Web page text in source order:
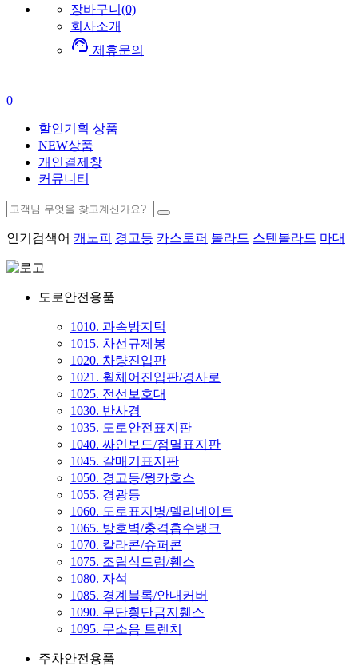
장바구니(0)
회사소개
support_agent 제휴문의
0
할인기획 상품
NEW상품
개인결제창
커뮤니티
인기검색어 캐노피 경고등 카스토퍼 볼라드 스텐볼라드 마대
도로안전용품
1010. 과속방지턱
1015. 차선규제봉
1020. 차량진입판
1021. 휠체어진입판/경사로
1025. 전선보호대
1030. 반사경
1035. 도로안전표지판
1040. 싸인보드/점멸표지판
1045. 갈매기표지판
1050. 경고등/윙카호스
1055. 경광등
1060. 도로표지병/델리네이트
1065. 방호벽/충격흡수탱크
1070. 칼라콘/슈퍼콘
1075. 조립식드럼/휀스
1080. 자석
1085. 경계블록/안내커버
1090. 무단횡단금지휀스
1095. 무소음 트렌치
주차안전용품